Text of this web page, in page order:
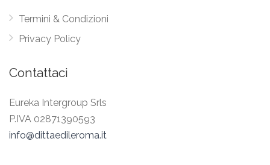
Termini & Condizioni
Privacy Policy
Contattaci
Eureka Intergroup Srls
P.IVA 02871390593
info@dittaedileroma.it